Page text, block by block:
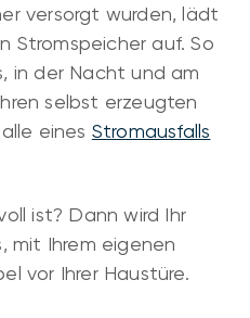
versorgt wurden, lädt
Stromspeicher auf. So
in der Nacht und am
selbst erzeugten
eines Stromausfalls
ist? Dann wird Ihr
mit Ihrem eigenen
vor Ihrer Haustüre.